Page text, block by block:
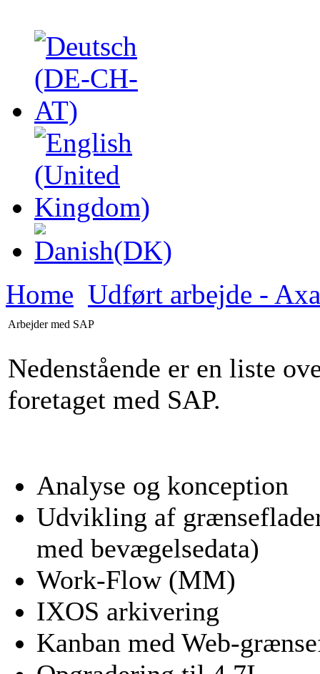
Home Udført arbejde -
Arbejder med SAP
Nedenstående er en liste
foretaget med SAP.
Analyse og konception
Udvikling af
med bevægelsedata)
Work-Flow (MM)
IXOS arkivering
Kanban med Web-